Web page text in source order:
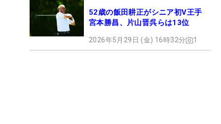
52歳の飯田耕正がシニア初V王手
宮本勝昌、片山晋呉らは13位
2026年5月29日 (金) 16時32分 1